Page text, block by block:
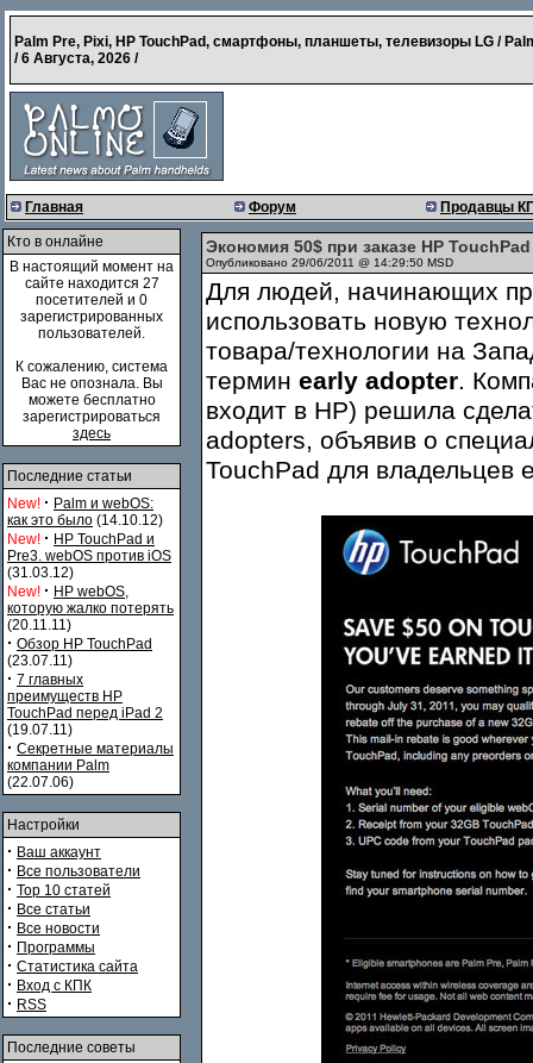
Palm Pre, Pixi, HP TouchPad, смартфоны, планшеты, телевизоры LG /
/6 Августа, 2026 /
Главная Форум Продавцы
Кто в онлайне
В настоящий момент на
сайте находится 27
посетителей и 0
зарегистрированных
пользователей.
К сожалению, система
Вас не опознала. Вы
можете бесплатно
зарегистрироваться
здесь
Последние статьи
New! · Palm и webOS:
как это было (14.10.12)
New! · HP TouchPad и
Pre3. webOS против iOS
(31.03.12)
New! · HP webOS,
которую жалко потерять
(20.11.11)
· Обзор HP TouchPad
(23.07.11)
· 7 главных
преимуществ HP
TouchPad перед iPad 2
(19.07.11)
· Секретные материалы
компании Palm
(22.07.06)
Настройки
· Ваш аккаунт
· Все пользователи
· Top 10 статей
· Все статьи
· Все новости
· Программы
· Статистика сайта
· Вход с КПК
· RSS
Последние советы
Экономия 50$ при заказе HP
Опубликовано 29/06/2011 @ 14:29:50 MSD
Для людей, начинающих
использовать новую
товара/технологии на
термин early adopter.
входит в HP) решила
adopters, объявив о
TouchPad для владельцев